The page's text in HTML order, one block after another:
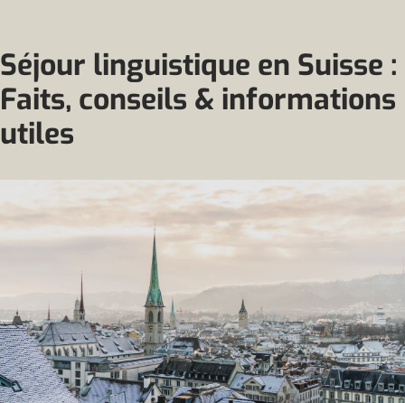
Séjour linguistique en Suisse :
Faits, conseils & informations
utiles